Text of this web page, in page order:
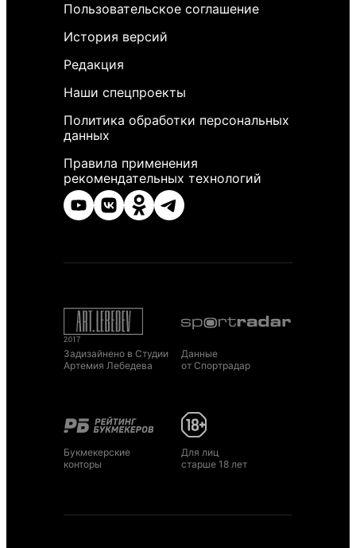
Пользовательское соглашение
История версий
Редакция
Наши спецпроекты
Политика обработки персональных
данных
Правила применения
рекомендательных технологий
Задизайнено в Студии
Артемия Лебедева
Данные
от Спортрадар
Букмекерские
конторы
Для лиц
старше 18 лет